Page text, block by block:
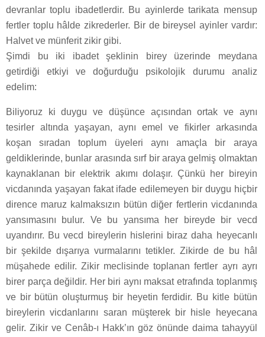
devranlar toplu ibadetlerdir. Bu ayinlerde tarikata mensup
fertler toplu hâlde zikrederler. Bir de bireysel ayinler vardır:
Halvet ve münferit zikir gibi.
Şimdi bu iki ibadet şeklinin birey üzerinde meydana
getirdiği etkiyi ve doğurduğu psikolojik durumu analiz
edelim:
Biliyoruz ki duygu ve düşünce açısından ortak ve aynı
tesirler altında yaşayan, aynı emel ve fikirler arkasında
koşan sıradan toplum üyeleri aynı amaçla bir araya
geldiklerinde, bunlar arasında sırf bir araya gelmiş olmaktan
kaynaklanan bir elektrik akımı dolaşır. Çünkü her bireyin
vicdanında yaşayan fakat ifade edilemeyen bir duygu hiçbir
dirence maruz kalmaksızın bütün diğer fertlerin vicdanında
yansımasını bulur. Ve bu yansıma her bireyde bir vecd
uyandırır. Bu vecd bireylerin hislerini biraz daha heyecanlı
bir şekilde dışarıya vurmalarını tetikler. Zikirde de bu hâl
müşahede edilir. Zikir meclisinde toplanan fertler ayrı ayrı
birer parça değildir. Her biri aynı maksat etrafında toplanmış
ve bir bütün oluşturmuş bir heyetin ferdidir. Bu kitle bütün
bireylerin vicdanlarını saran müşterek bir hisle heyecana
gelir. Zikir ve Cenâb-ı Hakk’ın göz önünde daima tahayyül